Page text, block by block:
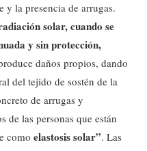
la presencia de arrugas.
solar, cuando se
y sin protección,
daños propios, dando
del tejido de sostén de la
de arrugas y
de las personas que están
como elastosis solar”. Las